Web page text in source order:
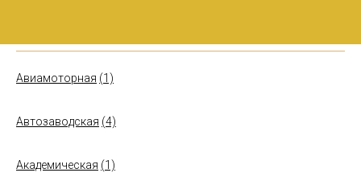
Авиамоторная (1)
Автозаводская (4)
Академическая (1)